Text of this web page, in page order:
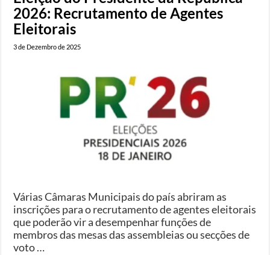
2026: Recrutamento de Agentes
Eleitorais
3 de Dezembro de 2025
Várias Câmaras Municipais do país abriram as
inscrições para o recrutamento de agentes eleitorais
que poderão vir a desempenhar funções de
membros das mesas das assembleias ou secções de
voto …